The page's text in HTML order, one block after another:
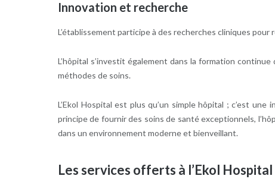
Innovation et recherche
L’établissement participe à des recherches cliniques
L’hôpital s’investit également dans la formation
méthodes de soins.
L’Ekol Hospital est plus qu’un simple hôpital ; c’est
principe de fournir des soins de santé exceptionnels,
dans un environnement moderne et bienveillant.
Les services offerts à l’Ekol Hospital